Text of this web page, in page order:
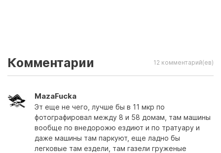
Комментарии 12 комментарий(ев)
MazaFucka
Эт еще не чего, лучше бы в 11 мкр по
фотографировал между 8 и 58 домам, там машины
вообще по внедорожю ездиют и по тратуару и
даже машины там паркуют, еще ладно бы
легковые там ездели, там газели груженые